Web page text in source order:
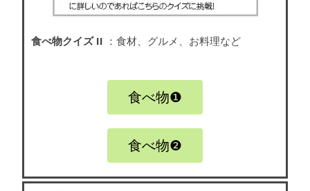
食べ物クイズ II ：食材、グルメ、お料理など
食べ物❶
食べ物❷